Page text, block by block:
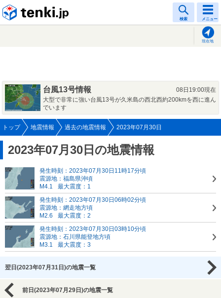
検索 メニュー
現在地
台風13号情報
08日19:00現在
大型で非常に強い台風13号が久米島の西北西約200kmを西に進ん
でいます
トップ 地震情報 過去の地震情報 2023年07月30日
2023年07月30日の地震情報
発生時刻：2023年07月30日11時17分頃
震源地：福島県沖頃
M4.1
最大震度：1
発生時刻：2023年07月30日06時02分頃
震源地：網走地方頃
M2.6
最大震度：2
発生時刻：2023年07月30日03時10分頃
震源地：石川県能登地方頃
M3.1
最大震度：3
翌日(2023年07月31日)の地震一覧
前日(2023年07月29日)の地震一覧